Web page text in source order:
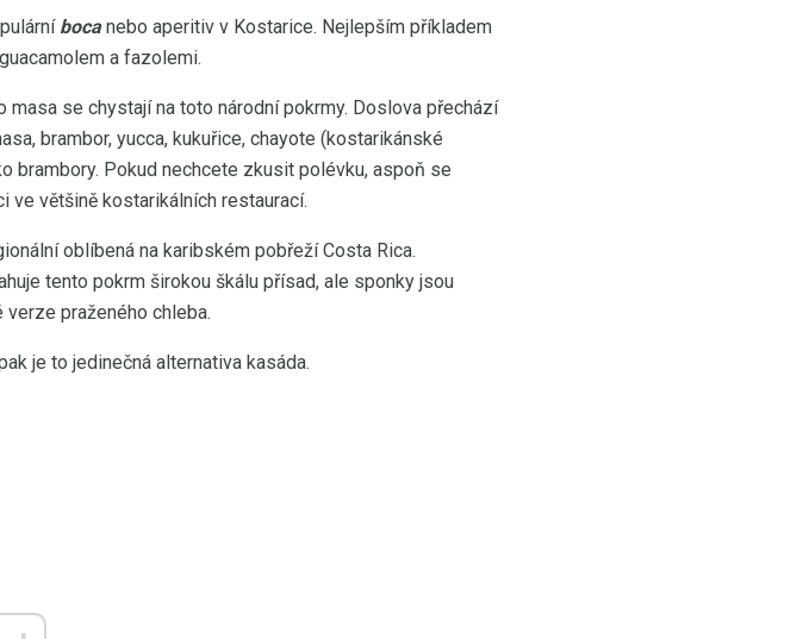
bocanebo aperitiv v Kostarice. Nejlepším příkladem
a fazolemi.
se chystají na toto národní pokrmy. Doslova přechází
brambor, yucca, kukuřice, chayote (kostarikánské
brambory. Pokud nechcete zkusit polévku, aspoň se
ve většině kostarikálních restaurací.
oblíbená na karibském pobřeží Costa Rica.
tento pokrm širokou škálu přísad, ale sponky jsou
praženého chleba.
je to jedinečná alternativa kasáda.